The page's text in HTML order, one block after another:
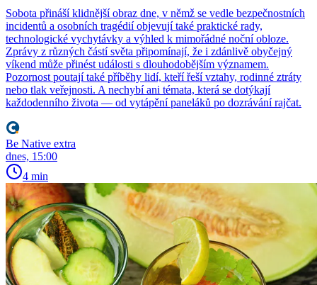
Sobota přináší klidnější obraz dne, v němž se vedle bezpečnostních
incidentů a osobních tragédií objevují také praktické rady,
technologické vychytávky a výhled k mimořádné noční obloze.
Zprávy z různých částí světa připomínají, že i zdánlivě obyčejný
víkend může přinést události s dlouhodobějším významem.
Pozornost poutají také příběhy lidí, kteří řeší vztahy, rodinné ztráty
nebo tlak veřejnosti. A nechybí ani témata, která se dotýkají
každodenního života — od vytápění paneláků po dozrávání rajčat.
Be Native extra
dnes, 15:00
4 min